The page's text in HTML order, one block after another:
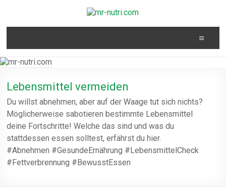
springen
mr-
nutri.com
Lebensmittel vermeiden
Du willst abnehmen, aber auf der Waage tut sich nichts?
Möglicherweise sabotieren bestimmte Lebensmittel
deine Fortschritte! Welche das sind und was du
stattdessen essen solltest, erfährst du hier.
#Abnehmen #GesundeErnährung #LebensmittelCheck
#Fettverbrennung #BewusstEssen